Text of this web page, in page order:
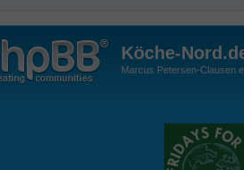
Köche-
Marcus Petersen-Clausen